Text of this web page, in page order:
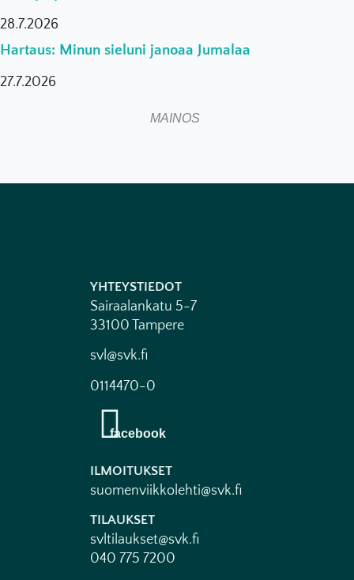
28.7.2026
Hartaus: Minun sieluni janoaa Jumalaa
27.7.2026
MAINOS
YHTEYSTIEDOT
Sairaalankatu 5-7
33100 Tampere
svl@svk.fi
0114470-0
ILMOITUKSET
suomenviikkolehti@svk.fi
TILAUKSET
svltilaukset@svk.fi
040 775 7200